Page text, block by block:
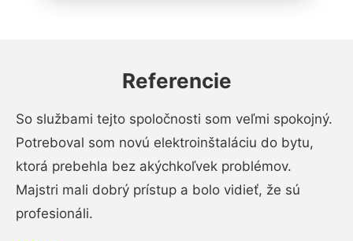
Referencie
So službami tejto spoločnosti som veľmi spokojný.
Potreboval som novú elektroinštaláciu do bytu,
ktorá prebehla bez akýchkoľvek problémov.
Majstri mali dobrý prístup a bolo vidieť, že sú
profesionáli.